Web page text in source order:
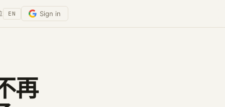
EN Sign in
再